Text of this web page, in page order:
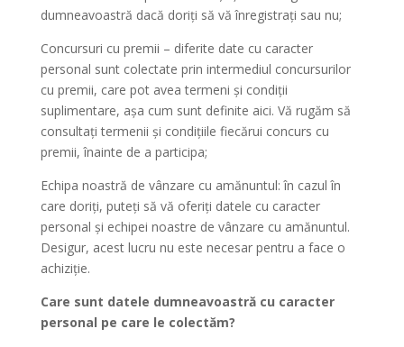
dumneavoastră dacă doriți să vă înregistrați sau nu;
Concursuri cu premii – diferite date cu caracter
personal sunt colectate prin intermediul concursurilor
cu premii, care pot avea termeni și condiții
suplimentare, așa cum sunt definite aici. Vă rugăm să
consultați termenii și condițiile fiecărui concurs cu
premii, înainte de a participa;
Echipa noastră de vânzare cu amănuntul: în cazul în
care doriți, puteți să vă oferiți datele cu caracter
personal și echipei noastre de vânzare cu amănuntul.
Desigur, acest lucru nu este necesar pentru a face o
achiziție.
Care sunt datele dumneavoastră cu caracter
personal pe care le colectăm?